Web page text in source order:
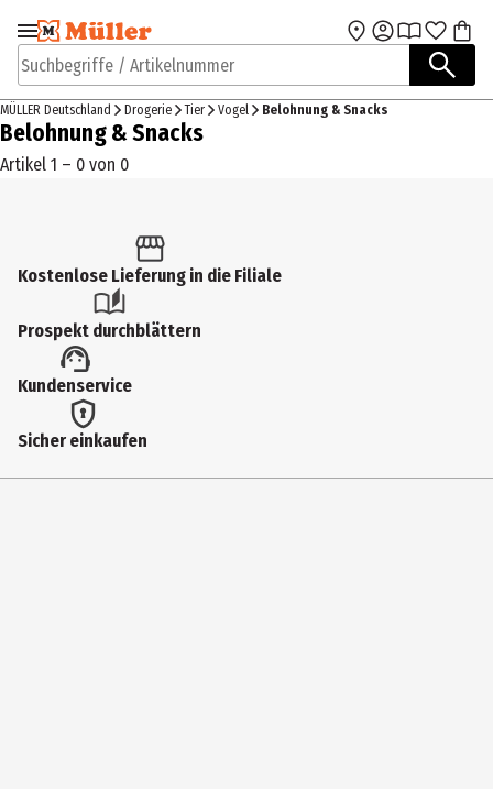
Zur Navigation
springen
Zum Hauptinhalt
Suchbegriffe / Artikelnummer
MÜLLER Deutschland Drogerie Tier Vogel Belohnung & Snacks
Belohnung & Snacks
Artikel 1 – 0 von 0
Kostenlose Lieferung in die Filiale
Prospekt durchblättern
Kundenservice
Sicher einkaufen